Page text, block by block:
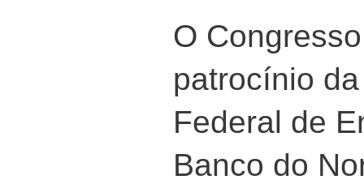
O
patrocínio
Federal de
Banco do